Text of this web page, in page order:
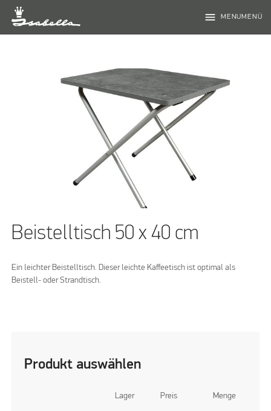
menu MENUMENÜ
Beistelltisch 50 x 40 cm
Ein leichter Beistelltisch. Dieser leichte Kaffeetisch ist optimal als
Beistell- oder Strandtisch.
Produkt auswählen
Lager Preis Menge